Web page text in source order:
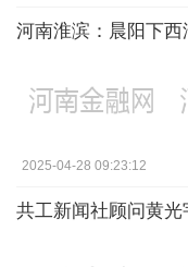
河南淮滨：晨阳下西
2025-04-28 09:23:12
共工新闻社顾问黄